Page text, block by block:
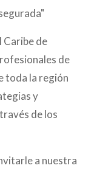
Caribe de
de
toda la región
y
de los
a nuestra